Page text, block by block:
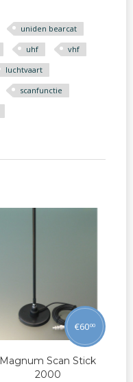
uniden bearcat
uhf
vhf
luchtvaart
scanfunctie
Magnum Scan Stick
2000
€6000